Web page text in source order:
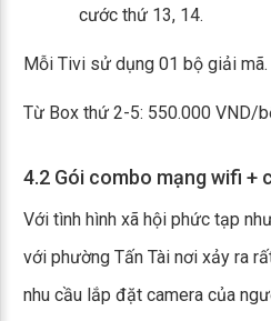
cước thứ 13, 14.
Mỗi Tivi sử dụng 01 bộ giải mã.
Từ Box thứ 2-5: 550.000 VND/
4.2 Gói combo mạng wifi +
Với tình hình xã hội phức tạp
với phường Tấn Tài nơi xảy ra
nhu cầu lắp đặt camera của